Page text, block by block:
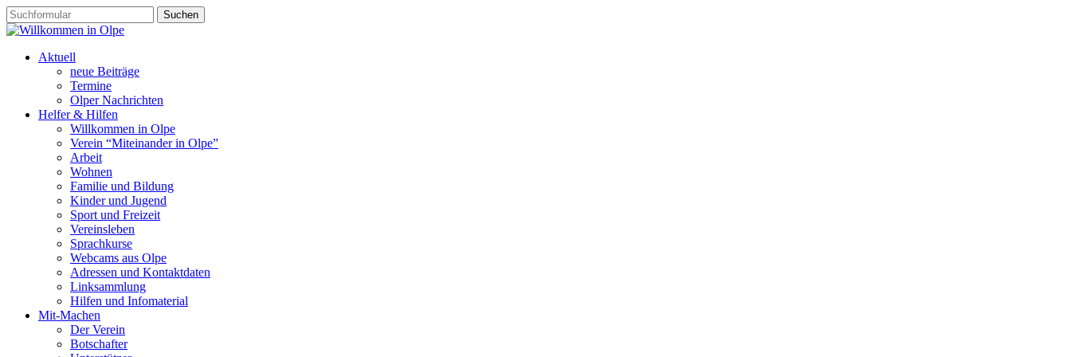
Aktuell
neue Beiträge
Termine
Olper Nachrichten
Helfer & Hilfen
Willkommen in Olpe
Verein “Miteinander in Olpe”
Arbeit
Wohnen
Familie und Bildung
Kinder und Jugend
Sport und Freizeit
Vereinsleben
Sprachkurse
Webcams aus Olpe
Adressen und Kontaktdaten
Linksammlung
Hilfen und Infomaterial
Mit-Machen
Der Verein
Botschafter